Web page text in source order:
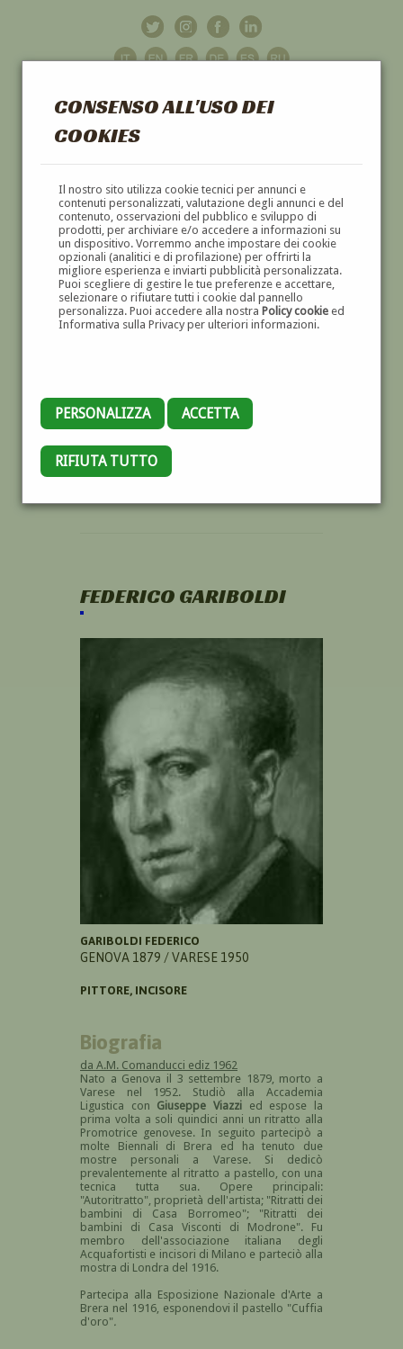
CONSENSO ALL'USO DEI
COOKIES
Il nostro sito utilizza cookie tecnici per annunci e
contenuti personalizzati, valutazione degli annunci e del
contenuto, osservazioni del pubblico e sviluppo di
prodotti, per archiviare e/o accedere a informazioni su
un dispositivo. Vorremmo anche impostare dei cookie
opzionali (analitici e di profilazione) per offrirti la
migliore esperienza e inviarti pubblicità personalizzata.
Puoi scegliere di gestire le tue preferenze e accettare,
selezionare o rifiutare tutti i cookie dal pannello
personalizza. Puoi accedere alla nostra Policy cookieed
Informativa sulla Privacy per ulteriori informazioni.
PERSONALIZZA ACCETTA
RIFIUTA TUTTO
GALLERIAD'ARTE
DIPINTI E SCULTURE '800 E '900
FEDERICO GARIBOLDI
GARIBOLDI FEDERICO
GENOVA 1879 / VARESE 1950
PITTORE, INCISORE
Biografia
da A.M. Comanducci ediz 1962
Nato a Genova il 3 settembre 1879, morto a
Varese nel 1952. Studiò alla Accademia
Ligustica con Giuseppe Viazzi ed espose la
prima volta a soli quindici anni un ritratto alla
Promotrice genovese. In seguito partecipò a
molte Biennali di Brera ed ha tenuto due
mostre personali a Varese. Si dedicò
prevalentemente al ritratto a pastello, con una
tecnica tutta sua. Opere principali:
"Autoritratto", proprietà dell'artista; "Ritratti dei
bambini di Casa Borromeo"; "Ritratti dei
bambini di Casa Visconti di Modrone". Fu
membro dell'associazione italiana degli
Acquafortisti e incisori di Milano e parteciò alla
mostra di Londra del 1916.
Partecipa alla Esposizione Nazionale d'Arte a
Brera nel 1916, esponendovi il pastello "Cuffia
d'oro".